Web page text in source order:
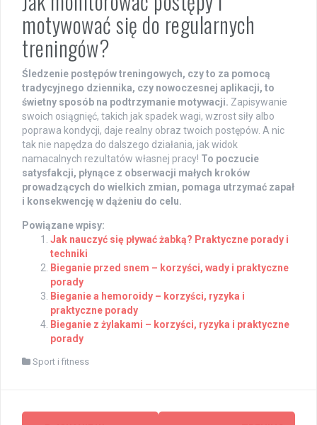
motywować się do regularnych
treningów?
Śledzenie postępów treningowych, czy to za pomocą
tradycyjnego dziennika, czy nowoczesnej aplikacji, to
świetny sposób na podtrzymanie motywacji. Zapisywanie
swoich osiągnięć, takich jak spadek wagi, wzrost siły albo
poprawa kondycji, daje realny obraz twoich postępów. A nic
tak nie napędza do dalszego działania, jak widok
namacalnych rezultatów własnej pracy! To poczucie
satysfakcji, płynące z obserwacji małych kroków
prowadzących do wielkich zmian, pomaga utrzymać zapał
i konsekwencję w dążeniu do celu.
Powiązane wpisy:
Jak nauczyć się pływać żabką? Praktyczne porady i
techniki
Bieganie przed snem – korzyści, wady i praktyczne
porady
Bieganie a hemoroidy – korzyści, ryzyka i
praktyczne porady
Bieganie z żylakami – korzyści, ryzyka i praktyczne
porady
Sport i fitness